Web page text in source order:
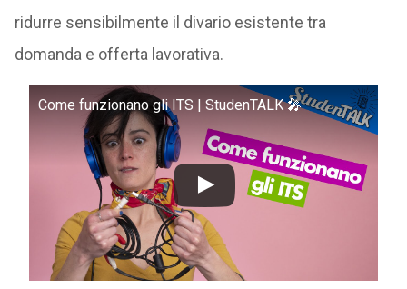
ridurre sensibilmente il divario esistente tra
domanda e offerta lavorativa.
Come funzionano gli ITS | StudenTALK 🎤